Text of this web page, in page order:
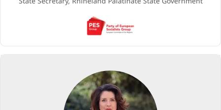
(Party
European